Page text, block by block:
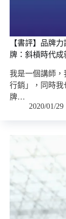
【書評】品牌
牌：斜槓時代成
我是一個講師
行銷」，同時我
牌…
2020/01/29